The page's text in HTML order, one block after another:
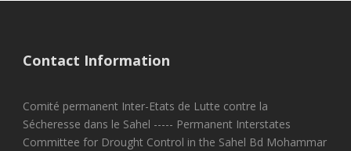
Contact Information
Comité permanent Inter-Etats de Lutte contre la
Sécheresse dans le Sahel ----- Permanent Interstates
Committee for Drought Control in the Sahel Bd Mohammar